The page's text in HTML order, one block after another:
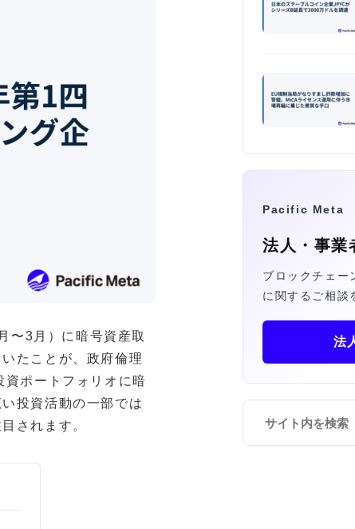
〜3月）に暗号資産取
たことが、政府倫理
ポートフォリオに暗
投資活動の一部では
されます。
Pacific Meta
法人・事業
ブロックチェー
に関するご相談
法